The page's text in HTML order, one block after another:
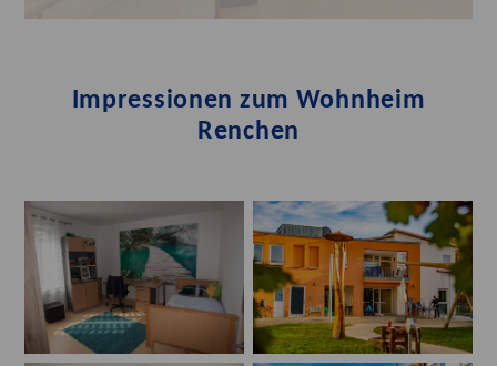
Impressionen zum Wohnheim
Renchen